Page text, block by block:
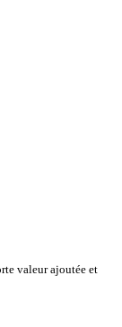
valeur ajoutée et